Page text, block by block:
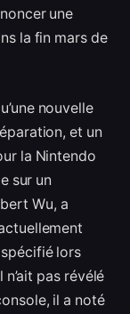
une
la fin mars de
nouvelle
et un
la Nintendo
sur un
Wu, a
lors
n’ait pas révélé
il a noté